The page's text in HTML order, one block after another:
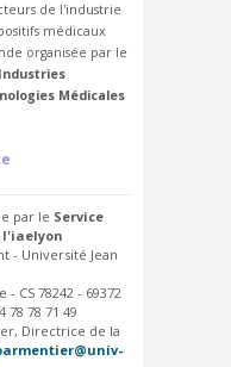
de l'industrie
médicaux
organisée par le
Médicales
par le Service
l'iaelyon
- Université Jean
CS 78242 - 69372
78 78 71 49
Directrice de la